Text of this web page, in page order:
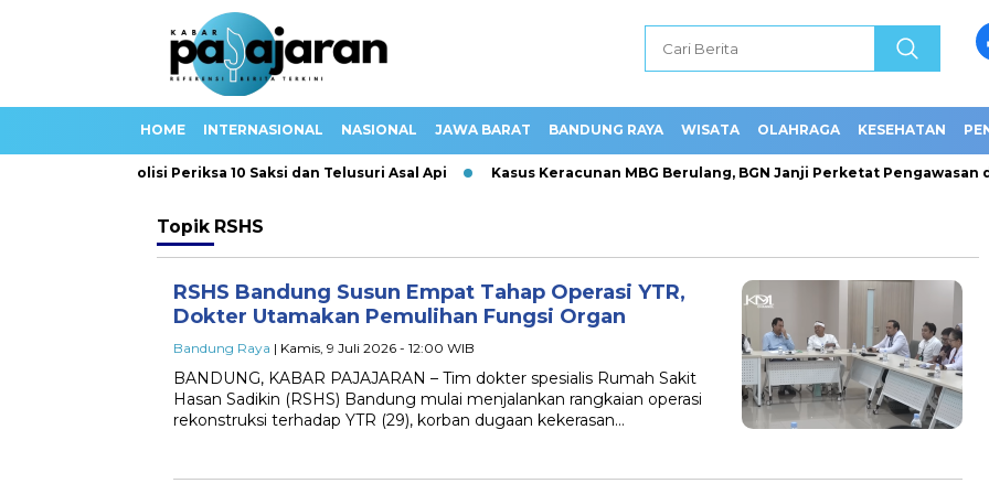
HOME INTERNASIONAL NASIONAL JAWA BARAT BANDUNG RAYA WISATA OLAHRAGA KESEHATAN
Jakarta, Polisi Periksa 10 Saksi dan Telusuri Asal Api Kasus Keracunan MBG Berulang, BGN Janji Perketat Pengawasan
Topik RSHS
RSHS Bandung Susun Empat Tahap Operasi YTR,
Dokter Utamakan Pemulihan Fungsi Organ
Bandung Raya | Kamis, 9 Juli 2026 - 12:00 WIB
BANDUNG, KABAR PAJAJARAN – Tim dokter spesialis Rumah Sakit
Hasan Sadikin (RSHS) Bandung mulai menjalankan rangkaian operasi
rekonstruksi terhadap YTR (29), korban dugaan kekerasan…